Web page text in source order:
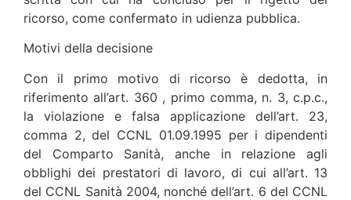
ricorso, come confermato in udienza pubblica.
Motivi della decisione
Con il primo motivo di ricorso è dedotta, in
riferimento all’art. 360 , primo comma, n. 3, c.p.c.,
la violazione e falsa applicazione dell’art. 23,
comma 2, del CCNL 01.09.1995 per i dipendenti
del Comparto Sanità, anche in relazione agli
obblighi dei prestatori di lavoro, di cui all’art. 13
del CCNL Sanità 2004, nonché dell’art. 6 del CCNL